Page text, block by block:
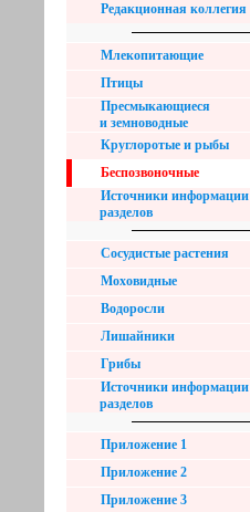
Редакционная коллегия
Млекопитающие
Птицы
Пресмыкающиеся
и земноводные
Круглоротые и рыбы
Беспозвоночные
Источники информации
разделов
Сосудистые растения
Моховидные
Водоросли
Лишайники
Грибы
Источники информации
разделов
Приложение 1
Приложение 2
Приложение 3